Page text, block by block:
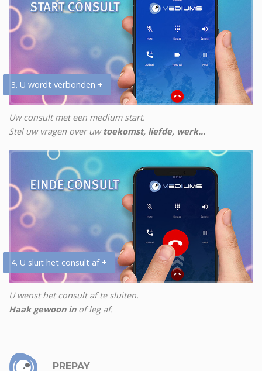
3. U wordt verbonden +
Uw consult met een medium start.
Stel uw vragen over uw toekomst, liefde, werk...
4. U sluit het consult af +
U wenst het consult af te sluiten.
Haak gewoon inof leg af.
PREPAY